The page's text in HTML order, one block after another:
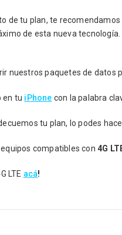
de tu plan, te
de esta nueva
nuestros paquetes de datos
en tu iPhone con la palabra
tu plan, lo podes
compatibles con 4G
LTE acá!